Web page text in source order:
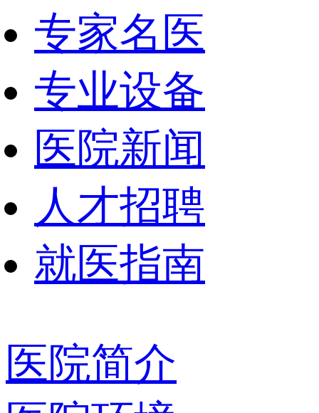
专家名医
专业设备
医院新闻
人才招聘
就医指南
医院简介